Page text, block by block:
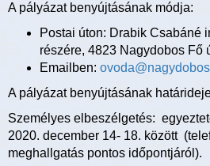
A pályázat benyújtásának módja:
Postai úton: Drabik Csabáné
részére, 4823 Nagydobos Fő
Emailben:
A pályázat benyújtásának
Személyes elbeszélgetés:
2020. december 14- 18. között
meghallgatás pontos időpontjáról).